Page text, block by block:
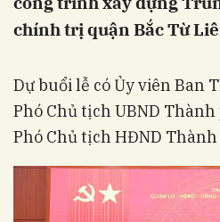
chính trị quận Bắc Từ
Dự buổi lễ có Ủy viên Ban
Phó Chủ tịch UBND
Phó Chủ tịch HĐND